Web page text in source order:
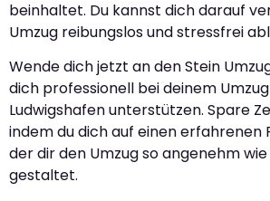
beinhaltet. Du kannst dich darauf
Umzug reibungslos und stressfrei
Wende dich jetzt an den Stein
dich professionell bei deinem
Ludwigshafen unterstützen. Spare
indem du dich auf einen erfahrenen
der dir den Umzug so angenehm
gestaltet.